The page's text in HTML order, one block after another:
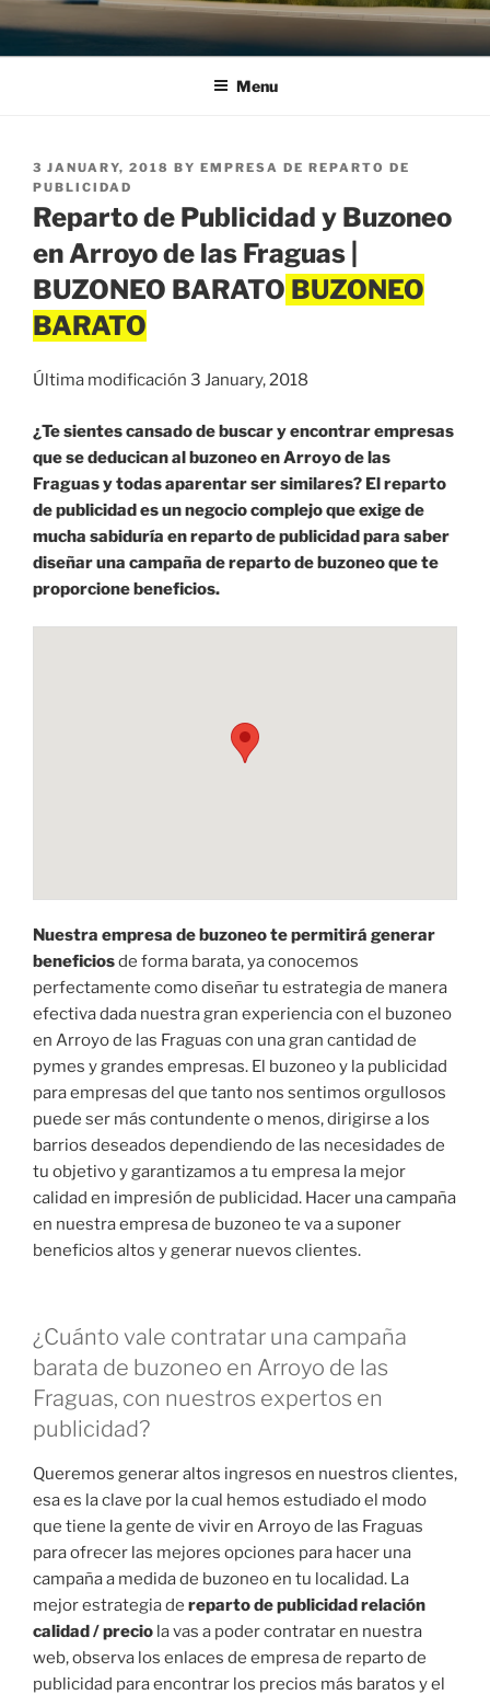
Menu
POSTED
ON
3 JANUARY, 2018 BY EMPRESA DE REPARTO DE
PUBLICIDAD
Reparto de Publicidad y Buzoneo
en Arroyo de las Fraguas |
BUZONEO BARATO
Última modificación 3 January, 2018
¿Te sientes cansado de buscar y encontrar empresas
que se deducican al buzoneo en Arroyo de las
Fraguas y todas aparentar ser similares? El reparto
de publicidad es un negocio complejo que exige de
mucha sabiduría en reparto de publicidad para saber
diseñar una campaña de reparto de buzoneo que te
proporcione beneficios.
Nuestra empresa de buzoneo te permitirá generar
beneficiosde forma barata, ya conocemos
perfectamente como diseñar tu estrategia de manera
efectiva dada nuestra gran experiencia con el buzoneo
en Arroyo de las Fraguas con una gran cantidad de
pymes y grandes empresas. El buzoneo y la publicidad
para empresas del que tanto nos sentimos orgullosos
puede ser más contundente o menos, dirigirse a los
barrios deseados dependiendo de las necesidades de
tu objetivo y garantizamos a tu empresa la mejor
calidad en impresión de publicidad. Hacer una campaña
en nuestra empresa de buzoneo te va a suponer
beneficios altos y generar nuevos clientes.
¿Cuánto vale contratar una campaña
barata de buzoneo en Arroyo de las
Fraguas, con nuestros expertos en
publicidad?
Queremos generar altos ingresos en nuestros clientes,
esa es la clave por la cual hemos estudiado el modo
que tiene la gente de vivir en Arroyo de las Fraguas
para ofrecer las mejores opciones para hacer una
campaña a medida de buzoneo en tu localidad. La
mejor estrategia de reparto de publicidad relación
calidad / precio la vas a poder contratar en nuestra
web, observa los enlaces de empresa de reparto de
publicidad para encontrar los precios más baratos y el